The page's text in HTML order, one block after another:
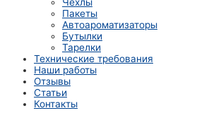
Пакеты
Автоароматизаторы
Бутылки
Тарелки
Технические требования
Наши работы
Отзывы
Статьи
Контакты